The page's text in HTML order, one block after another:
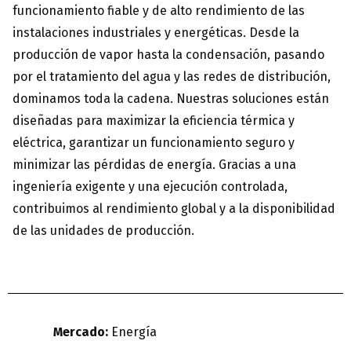
funcionamiento fiable y de alto rendimiento de las
instalaciones industriales y energéticas. Desde la
producción de vapor hasta la condensación, pasando
por el tratamiento del agua y las redes de distribución,
dominamos toda la cadena. Nuestras soluciones están
diseñadas para maximizar la eficiencia térmica y
eléctrica, garantizar un funcionamiento seguro y
minimizar las pérdidas de energía. Gracias a una
ingeniería exigente y una ejecución controlada,
contribuimos al rendimiento global y a la disponibilidad
de las unidades de producción.
Mercado:Energía